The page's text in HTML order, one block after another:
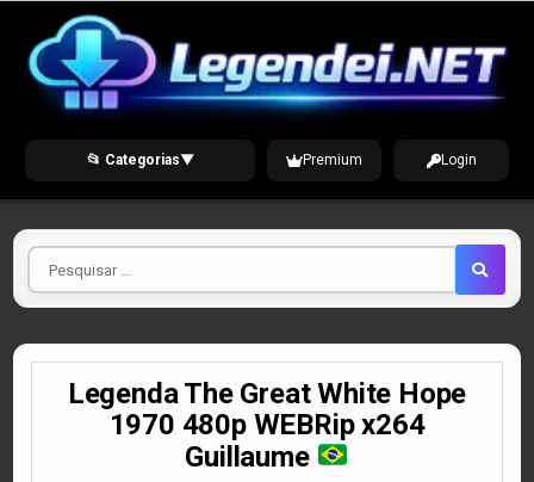
content
📂 Categorias▼ Premium Login
Pesquisar
por
Legenda The Great White Hope
1970 480p WEBRip x264
Guillaume